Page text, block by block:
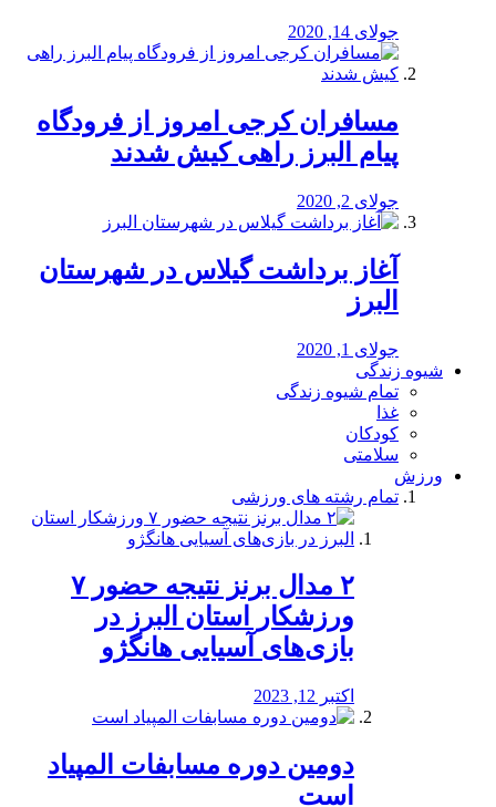
جولای 14, 2020
مسافران کرجی امروز از فرودگاه
پیام البرز راهی کیش شدند
جولای 2, 2020
آغاز برداشت گیلاس در شهرستان
البرز
جولای 1, 2020
شیوه زندگی
تمام شیوه زندگی
غذا
کودکان
سلامتی
ورزش
تمام رشته های ورزشی
۲ مدال برنز نتیجه حضور ۷
ورزشکار استان البرز در
بازی‌های آسیایی هانگژو
اکتبر 12, 2023
دومین دوره مسابفات المپیاد
است